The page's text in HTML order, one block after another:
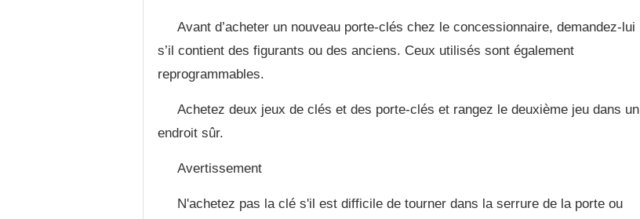
Avant d’acheter un nouveau porte-clés chez le concessionnaire, demandez-lui
s’il contient des figurants ou des anciens. Ceux utilisés sont également
reprogrammables.
Achetez deux jeux de clés et des porte-clés et rangez le deuxième jeu dans un
endroit sûr.
Avertissement
N'achetez pas la clé s'il est difficile de tourner dans la serrure de la porte ou